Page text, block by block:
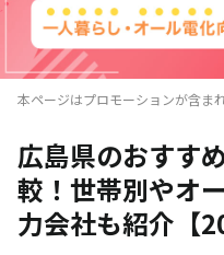
本ページはプロモーションが含まれ
広島県のおすす
較！世帯別やオ
力会社も紹介【